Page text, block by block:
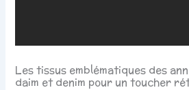
Les tissus emblématiques des
daim et denim pour un toucher